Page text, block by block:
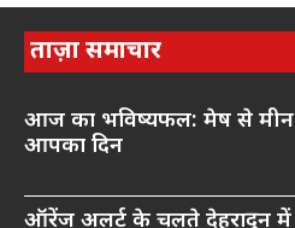
ताज़ा समाचार
आज का भविष्यफल: मेष से मीन
आपका दिन
ऑरेंज अलर्ट के चलते देहरादून